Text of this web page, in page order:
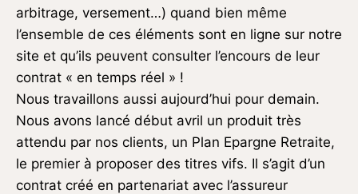
arbitrage, versement…) quand bien même
l’ensemble de ces éléments sont en ligne sur notre
site et qu’ils peuvent consulter l’encours de leur
contrat « en temps réel » !
Nous travaillons aussi aujourd’hui pour demain.
Nous avons lancé début avril un produit très
attendu par nos clients, un Plan Epargne Retraite,
le premier à proposer des titres vifs. Il s’agit d’un
contrat créé en partenariat avec l’assureur